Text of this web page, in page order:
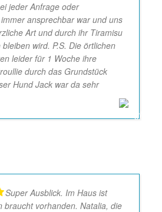
jeder Anfrage oder
ansprechbar war und uns
Art und durch ihr Tiramisu
wird. P.S. Die örtlichen
leider für 1 Woche ihre
durch das Grundstück
Hund Jack war da sehr
Super Ausblick. Im Haus ist
braucht vorhanden. Natalia, die